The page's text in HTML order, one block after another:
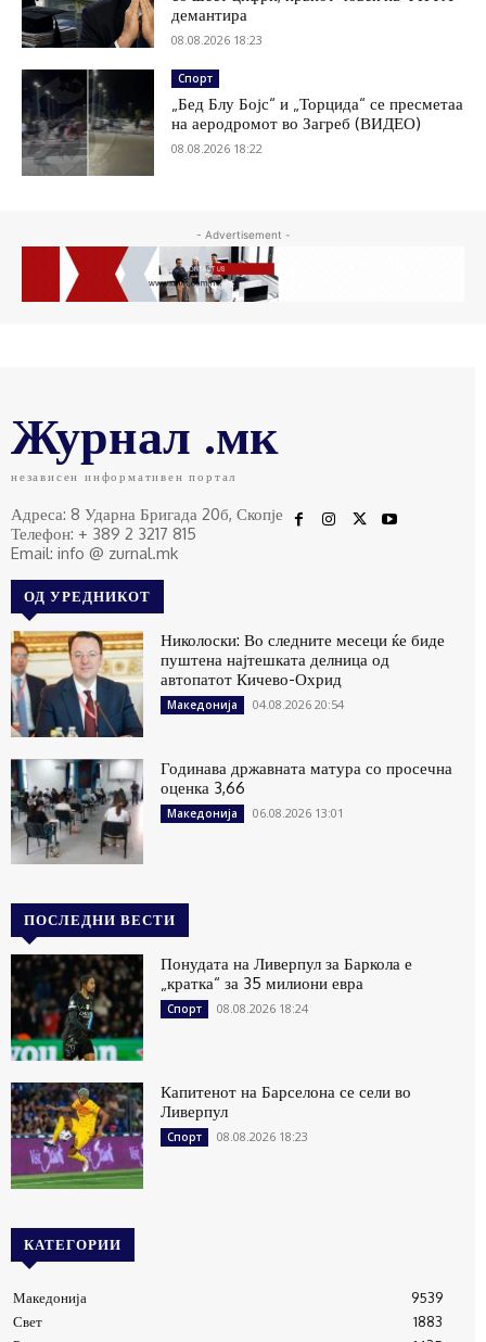
демантира
08.08.2026 18:23
Спорт
„Бед Блу Бојс“ и „Торцида“ се пресметаа
на аеродромот во Загреб (ВИДЕО)
08.08.2026 18:22
- Advertisement -
Журнал .мк
независен информативен портал
Адреса: 8 Ударна Бригада 20б, Скопје
Телефон: + 389 2 3217 815
Email: info @ zurnal.mk
ОД УРЕДНИКОТ
Николоски: Во следните месеци ќе биде
пуштена најтешката делница од
автопатот Кичево-Охрид
Македонија 04.08.2026 20:54
Годинава државната матура со просечна
оценка 3,66
Македонија 06.08.2026 13:01
ПОСЛЕДНИ ВЕСТИ
Понудата на Ливерпул за Баркола е
„кратка“ за 35 милиони евра
Спорт 08.08.2026 18:24
Капитенот на Барселона се сели во
Ливерпул
Спорт 08.08.2026 18:23
КАТЕГОРИИ
Македонија
9539
Свет
1883